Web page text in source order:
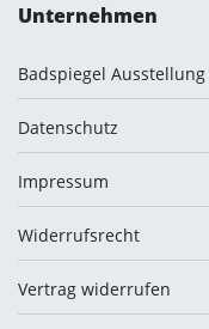
Unternehmen
Badspiegel Ausstellung
Datenschutz
Impressum
Widerrufsrecht
Vertrag widerrufen